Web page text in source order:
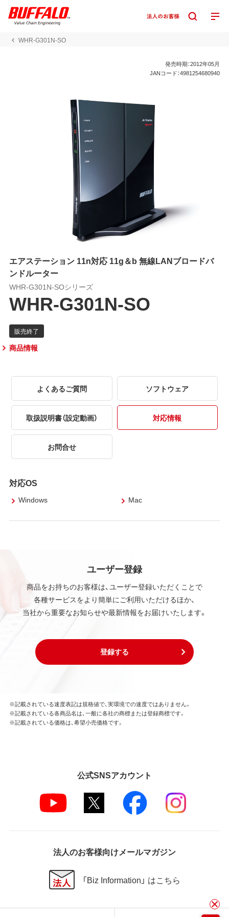
WHR-G301N-SO
発売時期：2012年05月
JANコード：4981254680940
エアステーション 11n対応 11g＆b 無線LANブロードバ
ンドルーター
WHR-G301N-SOシリーズ
WHR-G301N-SO
商品情報
よくあるご質問 ソフトウェア
取扱説明書（設定動画） 対応情報
お問合せ
対応OS
Windows Mac
ユーザー登録
商品をお持ちのお客様は、ユーザー登録いただくことで
各種サービスをより簡単にご利用いただけるほか、
当社から重要なお知らせや最新情報をお届けいたします。
登録する
※記載されている速度表記は規格値で、実環境での速度ではありません。
※記載されている各商品名は、一般に各社の商標または登録商標です。
※記載されている価格は、希望小売価格です。
公式SNSアカウント
法人のお客様向けメールマガジン
「Biz Information」 はこちら